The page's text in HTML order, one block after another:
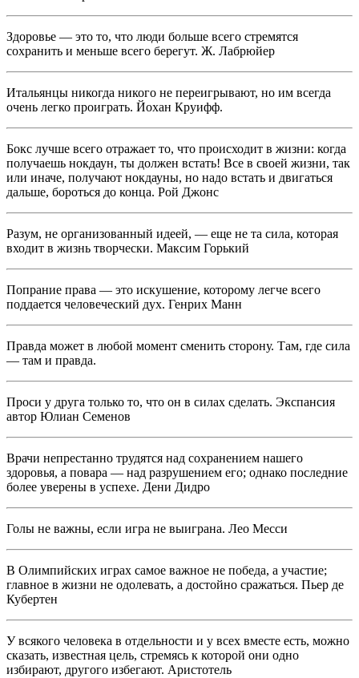
Здоровье — это то, что люди больше всего стремятся
сохранить и меньше всего берегут. Ж. Лабрюйер
Итальянцы никогда никого не переигрывают, но им всегда
очень легко проиграть. Йохан Круифф.
Бокс лучше всего отражает то, что происходит в жизни: когда
получаешь нокдаун, ты должен встать! Все в своей жизни, так
или иначе, получают нокдауны, но надо встать и двигаться
дальше, бороться до конца. Рой Джонс
Разум, не организованный идеей, — еще не та сила, которая
входит в жизнь творчески. Максим Горький
Попрание права — это искушение, которому легче всего
поддается человеческий дух. Генрих Манн
Правда может в любой момент сменить сторону. Там, где сила
— там и правда.
Проси у друга только то, что он в силах сделать. Экспансия
автор Юлиан Семенов
Врачи непрестанно трудятся над сохранением нашего
здоровья, а повара — над разрушением его; однако последние
более уверены в успехе. Дени Дидро
Голы не важны, если игра не выиграна. Лео Месси
В Олимпийских играх самое важное не победа, а участие;
главное в жизни не одолевать, а достойно сражаться. Пьер де
Кубертен
У всякого человека в отдельности и у всех вместе есть, можно
сказать, известная цель, стремясь к которой они одно
избирают, другого избегают. Аристотель